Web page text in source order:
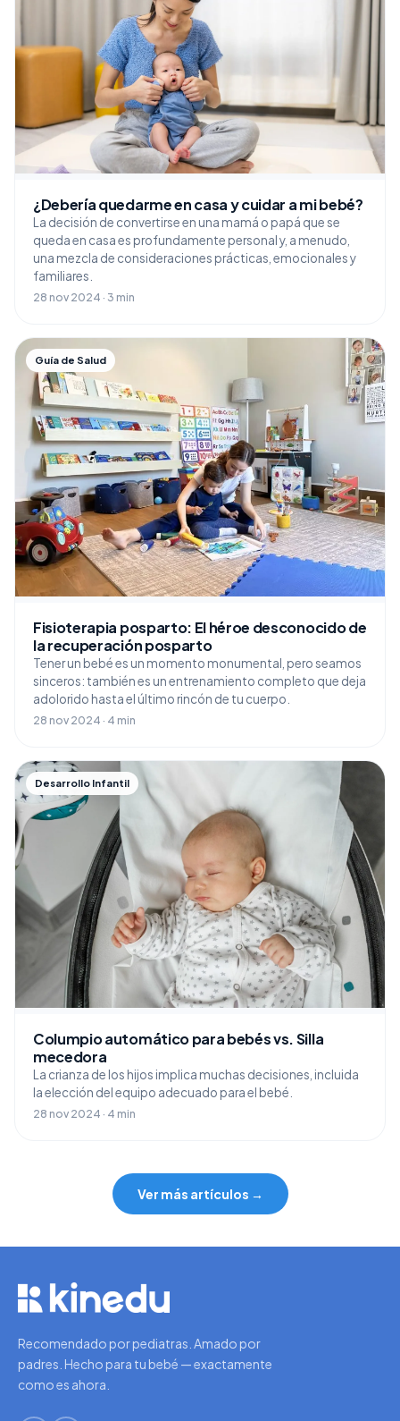
¿Debería quedarme en casa y cuidar a mi bebé?
La decisión de convertirse en una mamá o papá que se
queda en casa es profundamente personal y, a menudo,
una mezcla de consideraciones prácticas, emocionales y
familiares.
28 nov 2024 · 3 min
Guía de Salud
Fisioterapia posparto: El héroe desconocido de
la recuperación posparto
Tener un bebé es un momento monumental, pero seamos
sinceros: también es un entrenamiento completo que deja
adolorido hasta el último rincón de tu cuerpo.
28 nov 2024 · 4 min
Desarrollo Infantil
Columpio automático para bebés vs. Silla
mecedora
La crianza de los hijos implica muchas decisiones, incluida
la elección del equipo adecuado para el bebé.
28 nov 2024 · 4 min
Ver más artículos →
Recomendado por pediatras. Amado por
padres. Hecho para tu bebé — exactamente
como es ahora.